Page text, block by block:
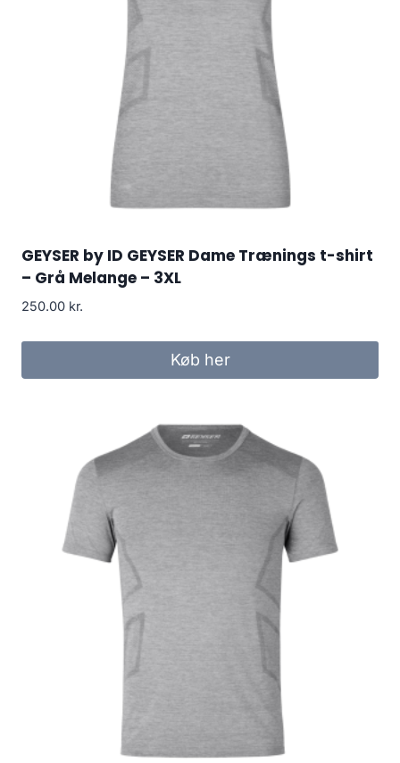
GEYSER by ID GEYSER Dame Trænings t-shirt
– Grå Melange – 3XL
250.00 kr.
Køb her